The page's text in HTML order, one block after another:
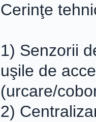
Cerinţe
1) Senzorii
uşile de
(urcare/
2)